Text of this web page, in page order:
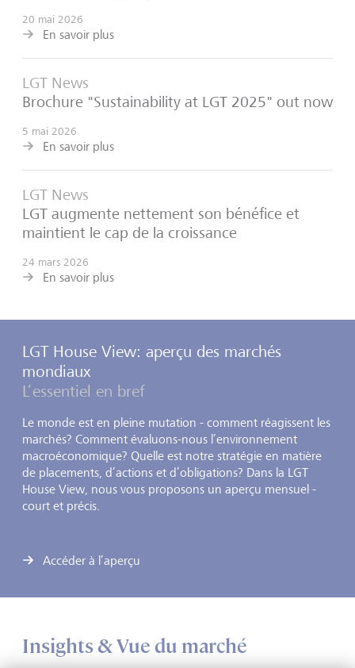
20 mai 2026
En savoir plus
LGT News
Brochure "Sustainability at LGT 2025" out now
5 mai 2026
En savoir plus
LGT News
LGT augmente nettement son bénéfice et
maintient le cap de la croissance
24 mars 2026
En savoir plus
LGT House View: aperçu des marchés
mondiaux
L’essentiel en bref
Le monde est en pleine mutation - comment réagissent les
marchés? Comment évaluons-nous l’environnement
macroéconomique? Quelle est notre stratégie en matière
de placements, d’actions et d’obligations? Dans la LGT
House View, nous vous proposons un aperçu mensuel -
court et précis.
Accéder à l’aperçu
Insights & Vue du marché